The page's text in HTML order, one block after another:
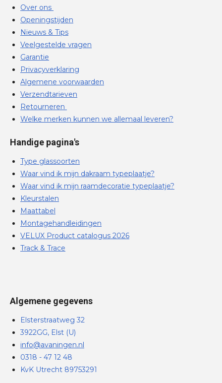
Over ons
Openingstijden
Nieuws & Tips
Veelgestelde vragen
Garantie
Privacyverklaring
Algemene voorwaarden
Verzendtarieven
Retourneren
Welke merken kunnen we allemaal leveren?
Handige pagina's
Type glassoorten
Waar vind ik mijn dakraam typeplaatje?
Waar vind ik mijn raamdecoratie typeplaatje?
Kleurstalen
Maattabel
Montagehandleidingen
VELUX Product catalogus 2026
Track & Trace
Algemene gegevens
Elsterstraatweg 32
3922GG, Elst (U)
info@avaningen.nl
0318 - 47 12 48
KvK Utrecht 89753291